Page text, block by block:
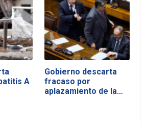
A
Gobierno descarta
fracaso por
aplazamiento de la…